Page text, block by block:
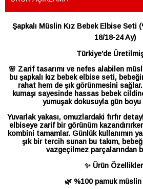
Şapkalı Müslin Kız Bebek Elbise Seti
18/18-24 Ay)
Türkiye'de
🌸 Zarif tasarımı ve nefes alabilen
bu şapkalı kız bebek elbise seti,
rahat hem de şık görünmesini
kumaşı sayesinde hassas bebek
yumuşak dokusuyla gün
Yuvarlak yakası, omuzlardaki fırfır
elbiseye zarif bir görünüm
kombini tamamlar. Günlük kullanımın
şık bir tercih sunan bu takım,
vazgeçilmez parçalarından
✨ Ürün
🌿 %100 pamuk müslin